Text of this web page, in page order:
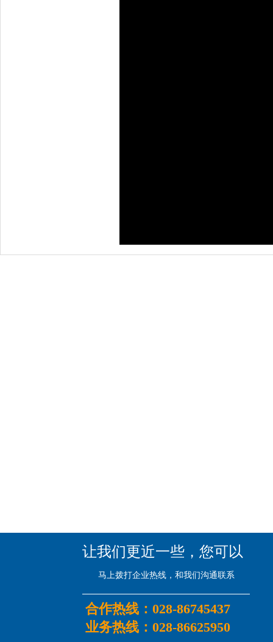
让我们更近一些，您可以
马上拨打企业热线，和我们沟通联系
合作热线： 028-86745437
业务热线： 028-86625950